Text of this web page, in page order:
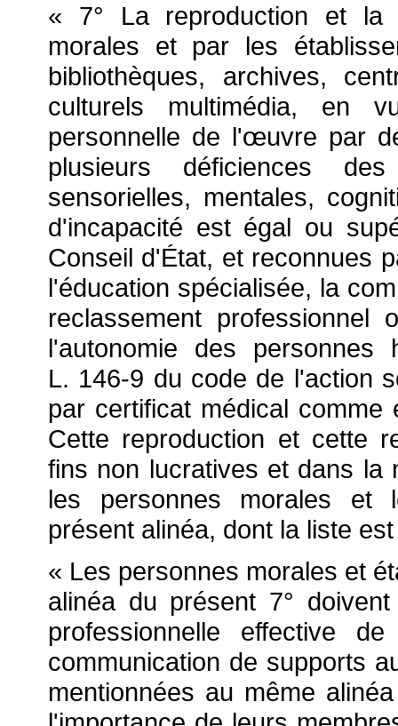
« 7° La reproduction et la
morales et par les
bibliothèques, archives,
culturels multimédia, en
personnelle de l'œuvre par
plusieurs déficiences
sensorielles, mentales,
d'incapacité est égal ou
Conseil d'État, et reconnues
l'éducation spécialisée, la
reclassement
l'autonomie des personnes
L. 146-9 du code de l'action
par certificat médical
Cette reproduction et cette
fins non lucratives et dans la
les personnes morales et
présent alinéa, dont la liste
« Les personnes morales et
alinéa du présent 7°
professionnelle effective
communication de supports
mentionnées au même